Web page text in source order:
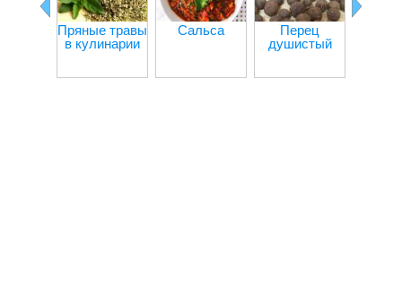
Пряные травы
в кулинарии
Сальса
Перец
душистый